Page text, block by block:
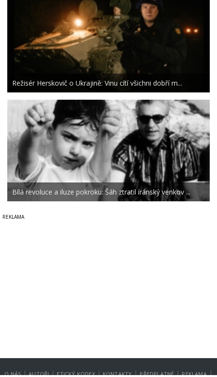
Režisér Herskovič o Ukrajině: Vinu cítí všichni dobří m...
Bílá revoluce a iluze pokroku: Šáh ztratil íránský venkov ...
O NÁS | AUTOŘI | ETICKÝ KODEX | KONTAKTY | PŘEDPLATNÉ | REKLAMA |